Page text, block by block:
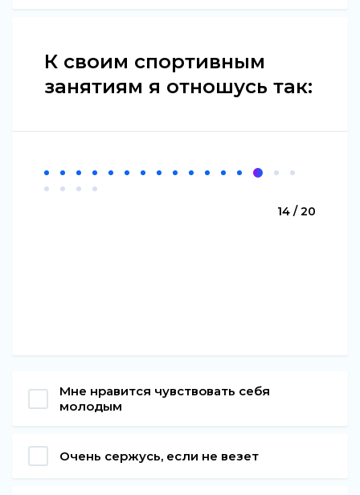
К своим спортивным
занятиям я отношусь так:
14 / 20
Мне нравится чувствовать себя
молодым
Очень сержусь, если не везет